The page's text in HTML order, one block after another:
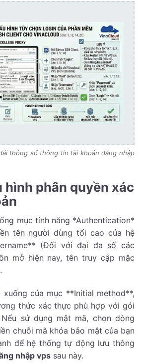
thông số thông tin tài khoản đăng nhập
hình phân quyền xác
mục tính năng *Authentication*
tên người dùng tối cao của hệ
(Đối với đại đa số các
mở hiện nay, tên truy cập mặc
xuống của mục **Initial method**,
thức xác thực phù hợp với gói
sử dụng mật mã, chọn dòng
chuỗi mã khóa bảo mật của bạn
để hệ thống tự động lưu thông
nhập vps sau này.